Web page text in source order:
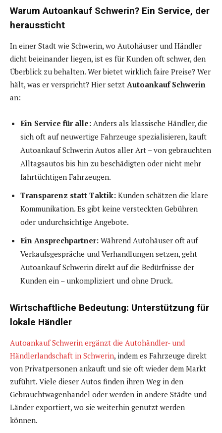
Warum Autoankauf Schwerin? Ein Service, der
heraussticht
In einer Stadt wie Schwerin, wo Autohäuser und Händler
dicht beieinander liegen, ist es für Kunden oft schwer, den
Überblick zu behalten. Wer bietet wirklich faire Preise? Wer
hält, was er verspricht? Hier setzt Autoankauf Schwerin
an:
Ein Service für alle: Anders als klassische Händler, die
sich oft auf neuwertige Fahrzeuge spezialisieren, kauft
Autoankauf Schwerin Autos aller Art – von gebrauchten
Alltagsautos bis hin zu beschädigten oder nicht mehr
fahrtüchtigen Fahrzeugen.
Transparenz statt Taktik: Kunden schätzen die klare
Kommunikation. Es gibt keine versteckten Gebühren
oder undurchsichtige Angebote.
Ein Ansprechpartner: Während Autohäuser oft auf
Verkaufsgespräche und Verhandlungen setzen, geht
Autoankauf Schwerin direkt auf die Bedürfnisse der
Kunden ein – unkompliziert und ohne Druck.
Wirtschaftliche Bedeutung: Unterstützung für
lokale Händler
Autoankauf Schwerin ergänzt die Autohändler- und
Händlerlandschaft in Schwerin, indem es Fahrzeuge direkt
von Privatpersonen ankauft und sie oft wieder dem Markt
zuführt. Viele dieser Autos finden ihren Weg in den
Gebrauchtwagenhandel oder werden in andere Städte und
Länder exportiert, wo sie weiterhin genutzt werden
können.